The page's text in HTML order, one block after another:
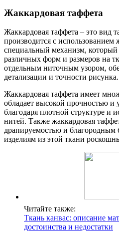
Жаккардовая таффета
Жаккардовая таффета – это вид
производится с использованием
специальный механизм, который
различных форм и размеров на
отдельным ниточным узором,
детализации и точности рисунка.
Жаккардовая таффета имеет
обладает высокой прочностью
благодаря плотной структуре и
нитей. Также жаккардовая
драпируемостью и благородным
изделиям из этой ткани
Читайте также:
Ткань канвас: описание
достоинства и недостатки